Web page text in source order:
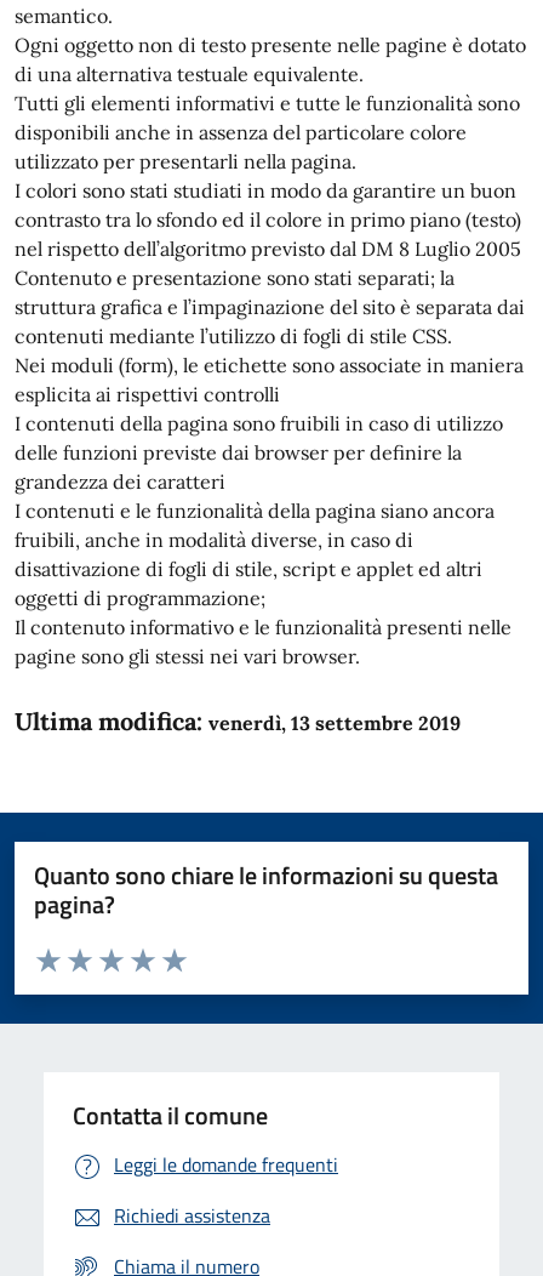
semantico.
Ogni oggetto non di testo presente nelle pagine è dotato
di una alternativa testuale equivalente.
Tutti gli elementi informativi e tutte le funzionalità sono
disponibili anche in assenza del particolare colore
utilizzato per presentarli nella pagina.
I colori sono stati studiati in modo da garantire un buon
contrasto tra lo sfondo ed il colore in primo piano (testo)
nel rispetto dell’algoritmo previsto dal DM 8 Luglio 2005
Contenuto e presentazione sono stati separati; la
struttura grafica e l’impaginazione del sito è separata dai
contenuti mediante l’utilizzo di fogli di stile CSS.
Nei moduli (form), le etichette sono associate in maniera
esplicita ai rispettivi controlli
I contenuti della pagina sono fruibili in caso di utilizzo
delle funzioni previste dai browser per definire la
grandezza dei caratteri
I contenuti e le funzionalità della pagina siano ancora
fruibili, anche in modalità diverse, in caso di
disattivazione di fogli di stile, script e applet ed altri
oggetti di programmazione;
Il contenuto informativo e le funzionalità presenti nelle
pagine sono gli stessi nei vari browser.
Ultima modifica: venerdì, 13 settembre 2019
Quanto sono chiare le informazioni su questa
pagina?
Domanda
Valuta da 1 a 5 stelle la pagina
Valuta 5 stelle su 5
Valuta 4 stelle su 5
Valuta 3 stelle su 5
Valuta 2 stelle su 5
Valuta 1 stelle su 5
Contatta il comune
Leggi le domande frequenti
Richiedi assistenza
Chiama il numero